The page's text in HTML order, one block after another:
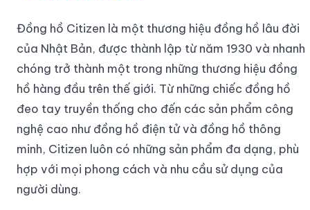
Đồng hồ Citizen là một thương hiệu đồng hồ lâu đời
của Nhật Bản, được thành lập từ năm 1930 và nhanh
chóng trở thành một trong những thương hiệu đồng
hồ hàng đầu trên thế giới. Từ những chiếc đồng hồ
đeo tay truyền thống cho đến các sản phẩm công
nghệ cao như đồng hồ điện tử và đồng hồ thông
minh, Citizen luôn có những sản phẩm đa dạng, phù
hợp với mọi phong cách và nhu cầu sử dụng của
người dùng.